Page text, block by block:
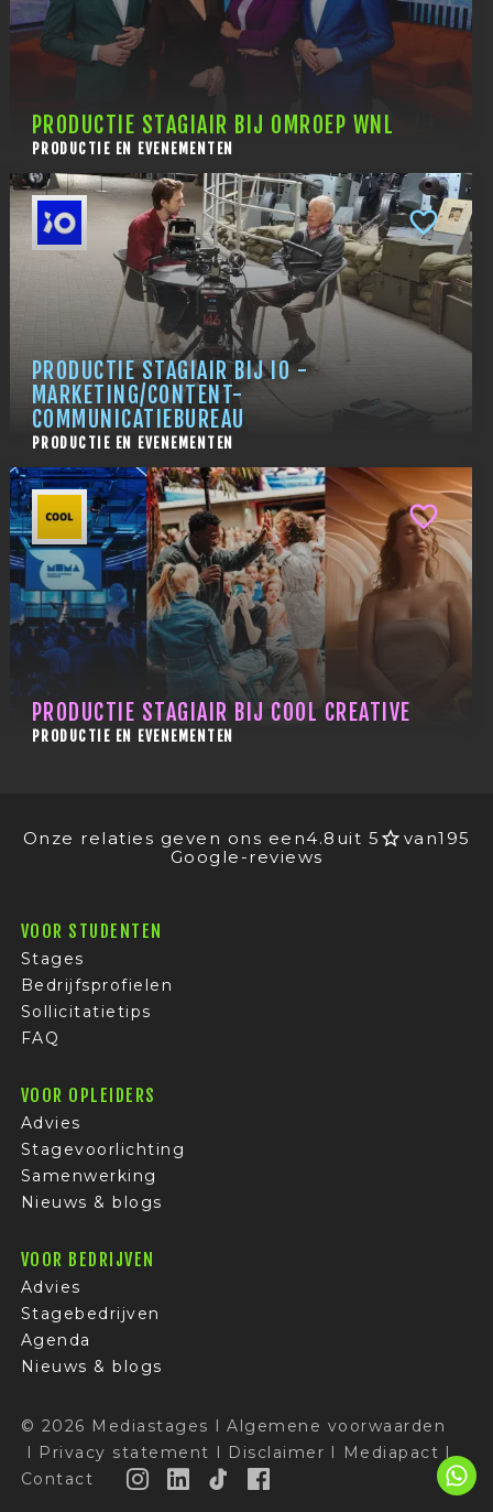
PRODUCTIE STAGIAIR BIJ OMROEP WNL
PRODUCTIE EN EVENEMENTEN
PRODUCTIE STAGIAIR BIJ IO -
MARKETING/CONTENT-
COMMUNICATIEBUREAU
PRODUCTIE EN EVENEMENTEN
PRODUCTIE STAGIAIR BIJ COOL CREATIVE
PRODUCTIE EN EVENEMENTEN
Onze relaties geven ons een4.8 uit 5 van195
Google-reviews
VOOR STUDENTEN
Stages
Bedrijfsprofielen
Sollicitatietips
FAQ
VOOR OPLEIDERS
Advies
Stagevoorlichting
Samenwerking
Nieuws & blogs
VOOR BEDRIJVEN
Advies
Stagebedrijven
Agenda
Nieuws & blogs
© 2026 Mediastages I Algemene voorwaarden
I Privacy statement I Disclaimer I Mediapact I
Contact